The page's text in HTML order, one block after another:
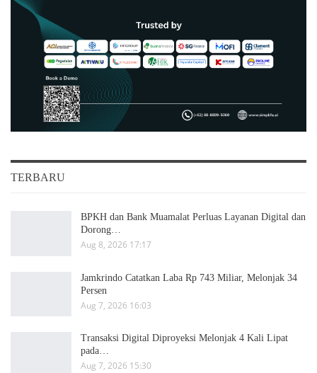
TERBARU
BPKH dan Bank Muamalat Perluas Layanan Digital dan
Dorong…
Aug 8, 2026 17:17
Jamkrindo Catatkan Laba Rp 743 Miliar, Melonjak 34
Persen
Aug 7, 2026 16:03
Transaksi Digital Diproyeksi Melonjak 4 Kali Lipat
pada…
Aug 7, 2026 15:30